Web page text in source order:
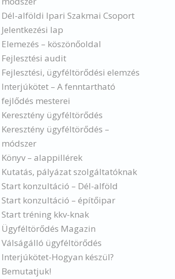
Dél-alföldi Ipari Szakmai Csoport
Jelentkezési lap
Elemezés – köszönőoldal
Fejlesztési audit
Fejlesztési, ügyféltörődési elemzés
Interjúkötet – A fenntartható
fejlődés mesterei
Keresztény ügyféltörődés
Keresztény ügyféltörődés –
módszer
Könyv – alappillérek
Kutatás, pályázat szolgáltatóknak
Start konzultáció – Dél-alföld
Start konzultáció – építőipar
Start tréning kkv-knak
Ügyféltörődés Magazin
Válságálló ügyféltörődés
Interjúkötet-Hogyan készül?
Bemutatjuk!